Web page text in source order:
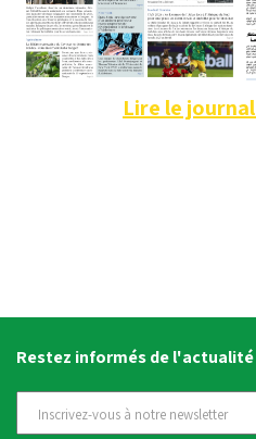
Lire le
Restez informés de